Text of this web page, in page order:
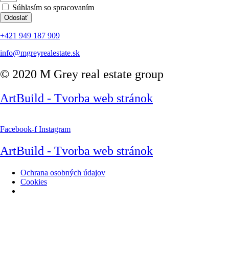
Súhlasím so spracovaním
Odoslať
+421 949 187 909
info@mgreyrealestate.sk
© 2020 M Grey real estate group
ArtBuild - Tvorba web stránok
Facebook-f Instagram
ArtBuild - Tvorba web stránok
Ochrana osobných údajov
Cookies